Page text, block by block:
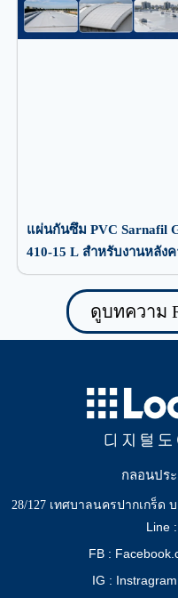
แผ่นกันซึม PVC Sarnafil
410-15 L สำหรับงานหลังค
ดูบทความ
กลอนปร
28/127 เทศบาลนครปากเกร็ด
Line
FB :
IG :